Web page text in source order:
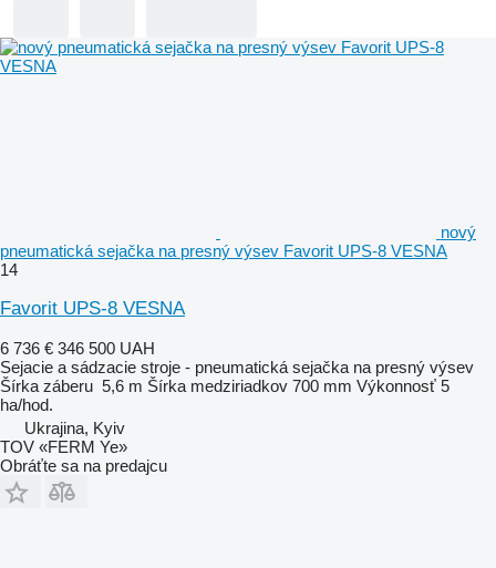
nový
pneumatická sejačka na presný výsev Favorit UPS-8 VESNA
14
Favorit UPS-8 VESNA
6 736 € 346 500 UAH
Sejacie a sádzacie stroje - pneumatická sejačka na presný výsev
Šírka záberu 5,6 m Šírka medziriadkov 700 mm Výkonnosť 5
ha/hod.
Ukrajina, Kyiv
TOV «FERM Ye»
Obráťte sa na predajcu